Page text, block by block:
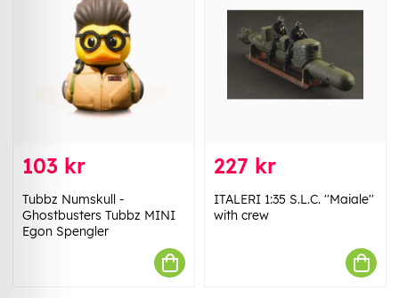
103 kr
Tubbz Numskull -
Ghostbusters Tubbz MINI
Egon Spengler
227 kr
ITALERI 1:35 S.L.C. ''Maiale''
with crew